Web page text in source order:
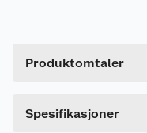
12 liter
Produktomtaler
Spesifikasjoner